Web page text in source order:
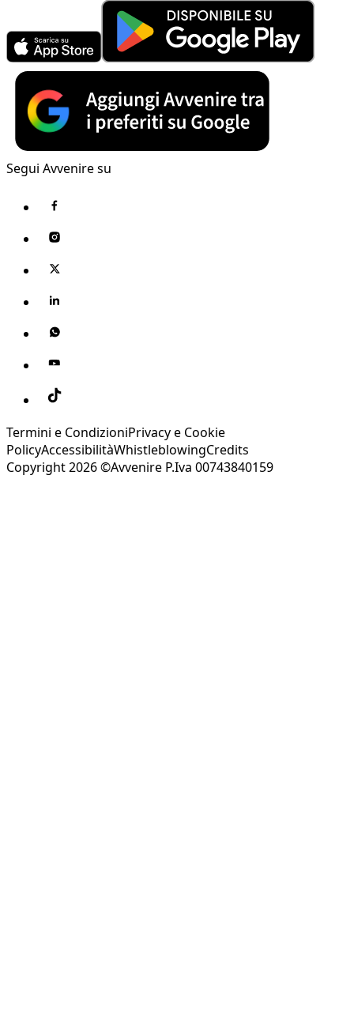
Segui Avvenire su
Termini e CondizioniPrivacy e Cookie
PolicyAccessibilitàWhistleblowingCredits
Copyright 2026 ©Avvenire P.Iva 00743840159